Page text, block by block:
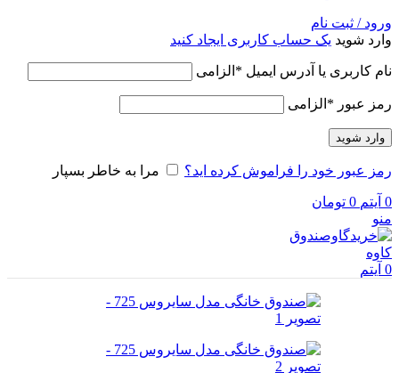
ورود / ثبت نام
وارد شوید یک حساب کاربری ایجاد کنید
نام کاربری یا آدرس ایمیل * الزامی
رمز عبور * الزامی
وارد شوید
رمز عبور خود را فراموش کرده اید؟ مرا به خاطر بسپار
0 آیتم 0 تومان
منو
0 آیتم